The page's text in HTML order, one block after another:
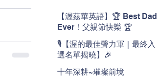
【渥茲華英語】🏆 Best Dad
Ever！父親節快樂 🏆
🎙️【渥的最佳聲力軍｜最終入
選名單揭曉】🎉
十年深耕~璀璨前境